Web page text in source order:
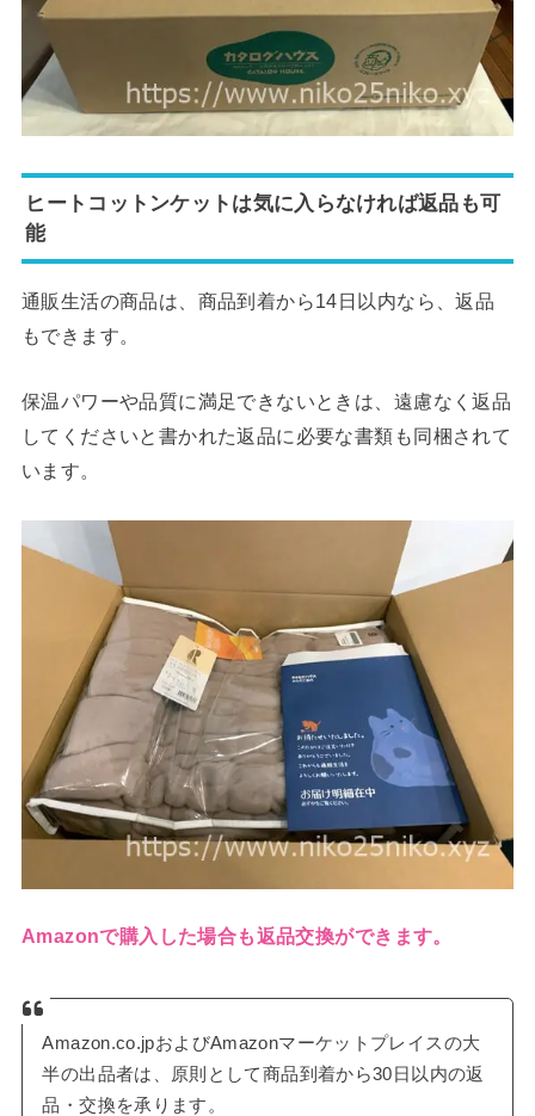
ヒートコットンケットは気に入らなければ返品も可
能
通販生活の商品は、商品到着から14日以内なら、返品
もできます。
保温パワーや品質に満足できないときは、遠慮なく返品
してくださいと書かれた返品に必要な書類も同梱されて
います。
Amazonで購入した場合も返品交換ができます。
Amazon.co.jpおよびAmazonマーケットプレイスの大
半の出品者は、原則として商品到着から30日以内の返
品・交換を承ります。